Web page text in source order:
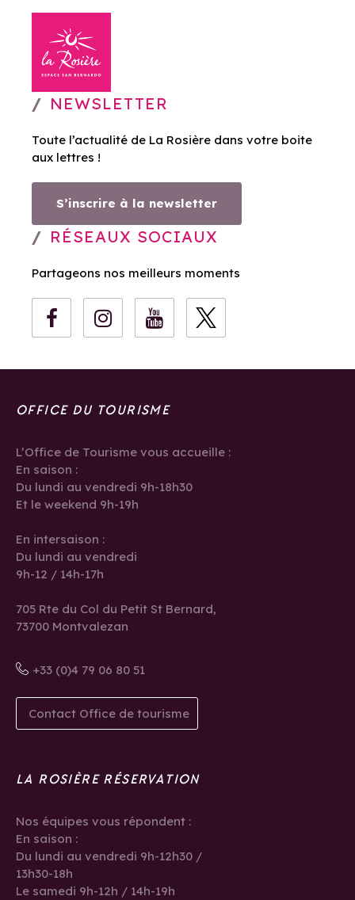
NEWSLETTER
Toute l’actualité de La Rosière dans votre boite
aux lettres !
S’inscrire à la newsletter
RÉSEAUX SOCIAUX
Partageons nos meilleurs moments
OFFICE DU TOURISME
L’Office de Tourisme vous accueille :
En saison :
Du lundi au vendredi 9h-18h30
Et le weekend 9h-19h
En intersaison :
Du lundi au vendredi
9h-12 / 14h-17h
705 Rte du Col du Petit St Bernard,
73700 Montvalezan
+33 (0)4 79 06 80 51
Contact Office de tourisme
LA ROSIÈRE RÉSERVATION
Nos équipes vous répondent :
En saison :
Du lundi au vendredi 9h-12h30 /
13h30-18h
Le samedi 9h-12h / 14h-19h